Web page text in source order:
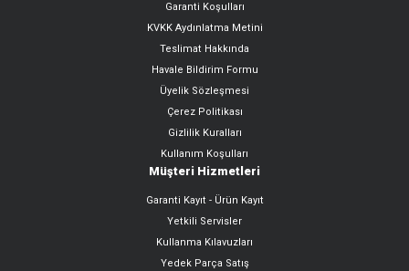
Garanti Koşulları
KVKK Aydınlatma Metini
Teslimat Hakkında
Havale Bildirim Formu
Üyelik Sözleşmesi
Çerez Politikası
Gizlilik Kuralları
Kullanım Koşulları
Müşteri Hizmetleri
Garanti Kayıt - Ürün Kayıt
Yetkili Servisler
Kullanma Kılavuzları
Yedek Parça Satış